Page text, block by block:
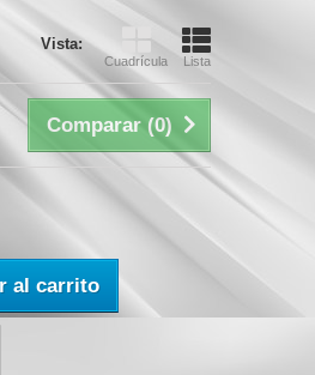
Vista:
Cuadrícula Lista
Comparar (0)
al carrito